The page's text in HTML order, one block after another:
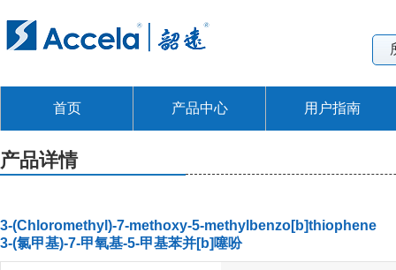
首页 产品中心 用户指南
产品详情
3-(Chloromethyl)-7-methoxy-5-methylbenzo[b]thiophene
3-(氯甲基)-7-甲氧基-5-甲基苯并[b]噻吩